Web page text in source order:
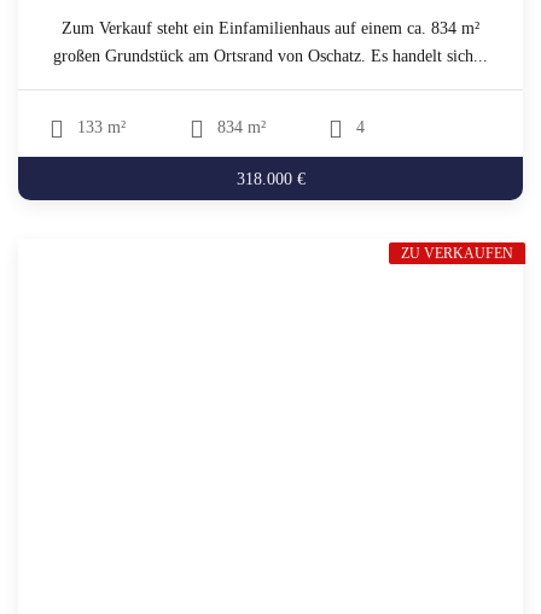
Zum Verkauf steht ein Einfamilienhaus auf einem ca. 834 m²
großen Grundstück am Ortsrand von Oschatz. Es handelt sich...
133 m² 834 m² 4
318.000 €
ZU VERKAUFEN